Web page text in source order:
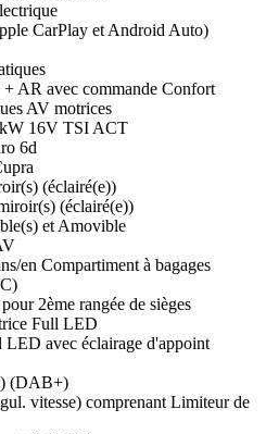
CarPlay et Android Auto)
AR avec commande Confort
AV motrices
16V TSI ACT
6d
(éclairé(e))
(éclairé(e))
et Amovible
en Compartiment à bagages
2ème rangée de sièges
Full LED
avec éclairage d'appoint
(DAB+)
vitesse) comprenant Limiteur de